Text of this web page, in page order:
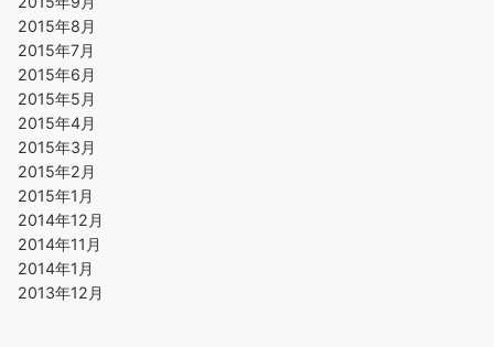
2015年8月
2015年7月
2015年6月
2015年5月
2015年4月
2015年3月
2015年2月
2015年1月
2014年12月
2014年11月
2014年1月
2013年12月